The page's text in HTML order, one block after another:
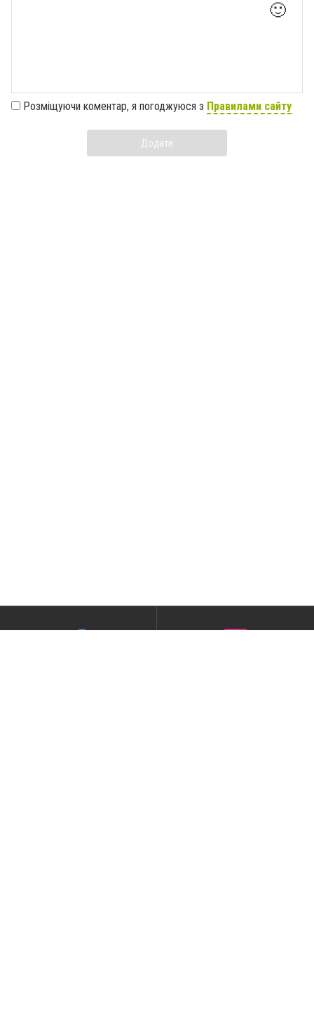
🙂
Розміщуючи коментар, я погоджуюся з Правилами сайту
Додати